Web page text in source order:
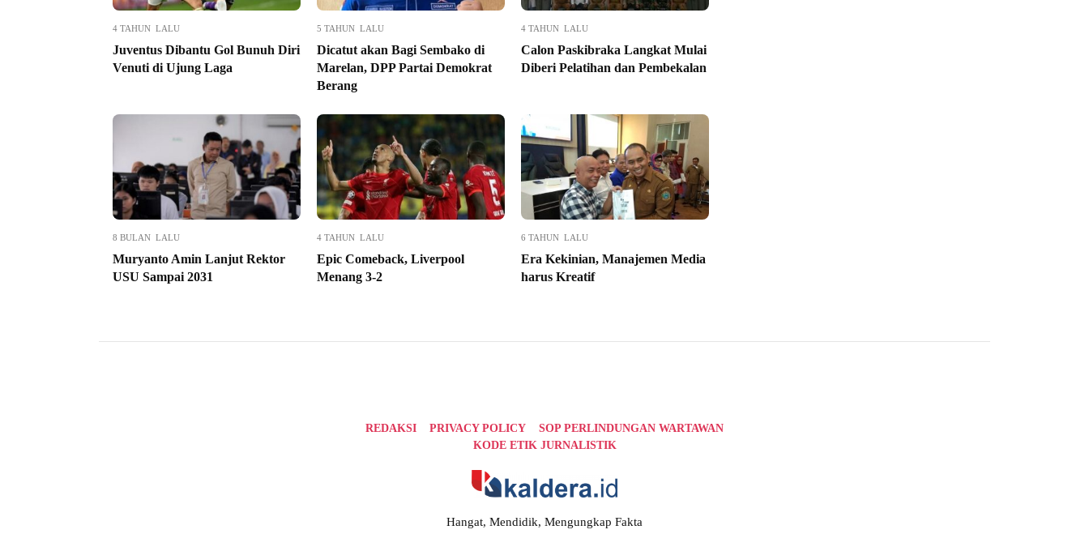
4 TAHUN LALU
Juventus Dibantu Gol Bunuh Diri
Venuti di Ujung Laga
5 TAHUN LALU
Dicatut akan Bagi Sembako di
Marelan, DPP Partai Demokrat
Berang
4 TAHUN LALU
Calon Paskibraka Langkat Mulai
Diberi Pelatihan dan Pembekalan
8 BULAN LALU
Muryanto Amin Lanjut Rektor
USU Sampai 2031
4 TAHUN LALU
Epic Comeback, Liverpool
Menang 3-2
6 TAHUN LALU
Era Kekinian, Manajemen Media
harus Kreatif
REDAKSI PRIVACY POLICY
SOP PERLINDUNGAN WARTAWAN
KODE ETIK JURNALISTIK
Hangat, Mendidik, Mengungkap Fakta